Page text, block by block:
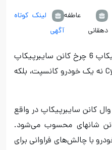
عاطفه
دهقانی
لینک کوتاه
آگهی
خودروساز چینی گریت وال از پیکاپ 6 چرخ کانن سایبرپیکاپ
پرده برداشت. وانت CyberP!ckup نه یک خودرو کانسپت، بلکه
کانن سایبرپیکاپ در واقع
شانهای محسوب می‌شود.
با چالش‌های فراوانی برای